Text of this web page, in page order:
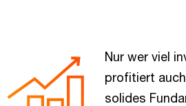
Nur wer viel
profitiert
solides